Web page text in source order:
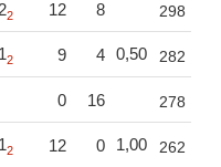
2 12 8 298
2 9 4 0,50 282
0 16 278
2 12 0 1,00 262